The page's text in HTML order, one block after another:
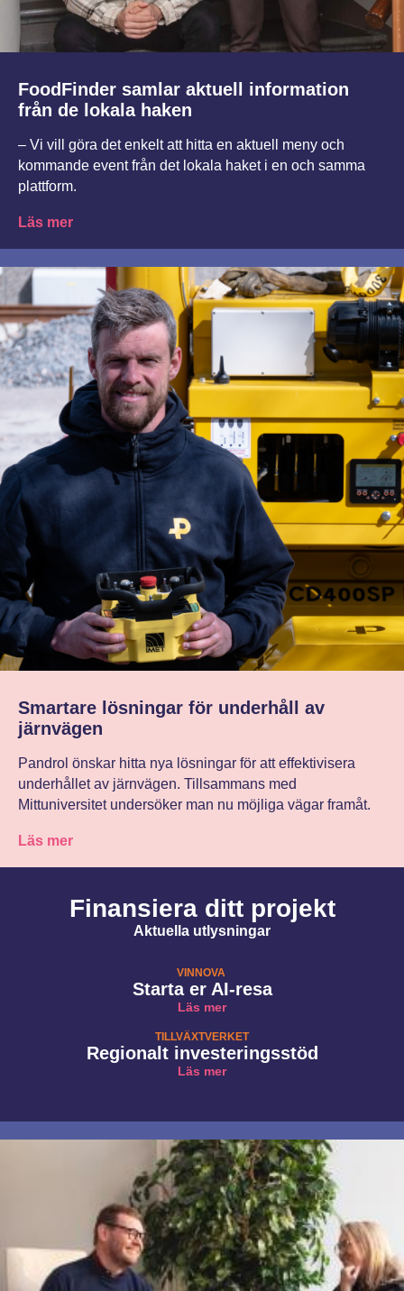
FoodFinder samlar aktuell information
från de lokala haken
– Vi vill göra det enkelt att hitta en aktuell meny och
kommande event från det lokala haket i en och samma
plattform.
Läs mer
Smartare lösningar för underhåll av
järnvägen
Pandrol önskar hitta nya lösningar för att effektivisera
underhållet av järnvägen. Tillsammans med
Mittuniversitet undersöker man nu möjliga vägar framåt.
Läs mer
Finansiera ditt projekt
Aktuella utlysningar
VINNOVA
Starta er AI-resa
Läs mer
TILLVÄXTVERKET
Regionalt investeringsstöd
Läs mer